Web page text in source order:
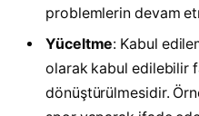
problemlerin devam
Yüceltme: Kabul
olarak kabul edilebilir
dönüştürülmesidir.